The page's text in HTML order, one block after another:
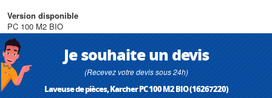
• Débit (l/h) : 900
• Puissance raccordée (kW) : 1
• Surface de travail (mm) : 1041 / 660
• Enveloppe / cadre HDPE - Plastique
• Puissance de chauffe (kW) : 1
• Température max (Température max eau (°C) : 40
• Charge utile (kg) : 100
• Niveau de pression acoustique (dB/A) : 58
Version disponible
PC 100 M2 BIO
Je souhaite un devis
(Recevez votre devis sous 24h)
Laveuse de pièces, Karcher PC 100 M2 BIO (16267220)